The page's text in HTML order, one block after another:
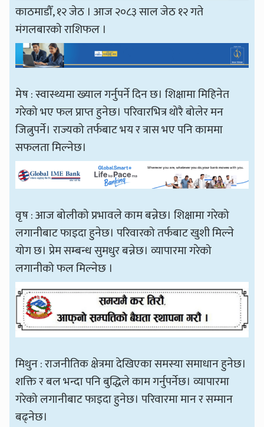
काठमाडौँ, १२ जेठ । आज २०८३ साल जेठ १२ गते
मंगलबारको राशिफल ।
मेष : स्वास्थ्यमा ख्याल गर्नुपर्ने दिन छ। शिक्षामा मिहिनेत
गरेको भए फल प्राप्त हुनेछ। परिवारभित्र थोरै बोलेर मन
जित्नुपर्ने। राज्यको तर्फबाट भय र त्रास भए पनि काममा
सफलता मिल्नेछ।
वृष : आज बोलीको प्रभावले काम बन्नेछ। शिक्षामा गरेको
लगानीबाट फाइदा हुनेछ। परिवारको तर्फबाट खुशी मिल्ने
योग छ। प्रेम सम्बन्ध सुमधुर बन्नेछ। व्यापारमा गरेको
लगानीको फल मिल्नेछ ।
मिथुन : राजनीतिक क्षेत्रमा देखिएका समस्या समाधान हुनेछ।
शक्ति र बल भन्दा पनि बुद्धिले काम गर्नुपर्नेछ। व्यापारमा
गरेको लगानीबाट फाइदा हुनेछ। परिवारमा मान र सम्मान
बढ्नेछ।